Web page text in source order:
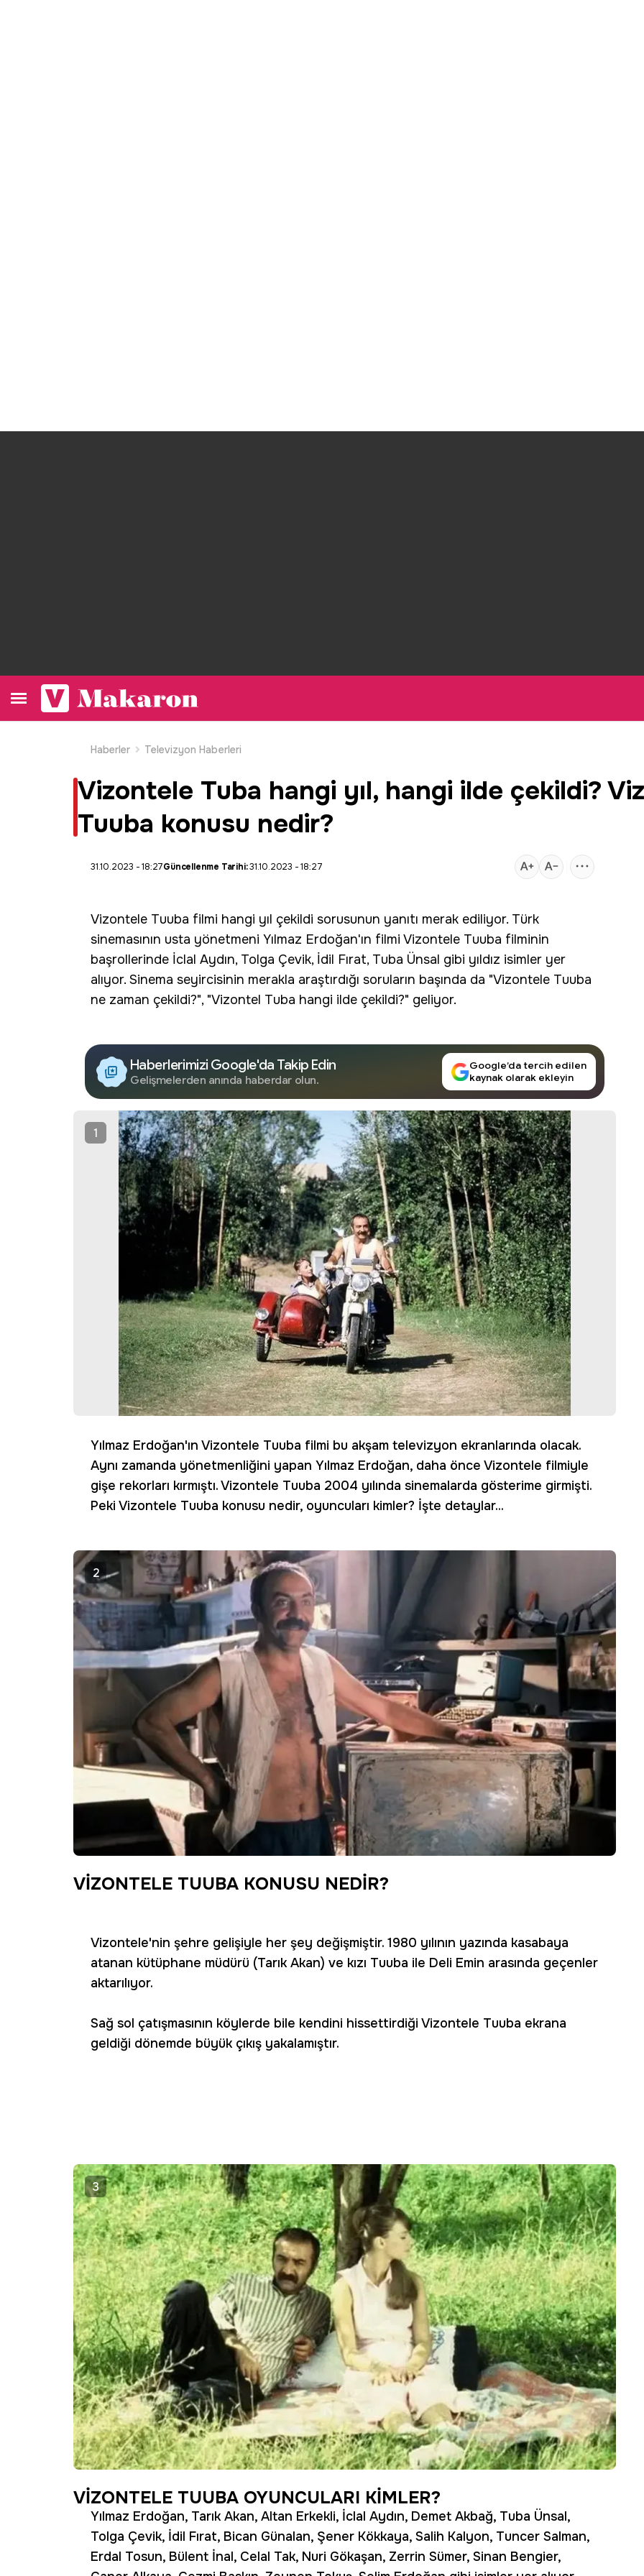
Haberler
Televizyon Haberleri
Vizontele Tuba hangi yıl, hangi ilde çekildi?
Tuuba konusu nedir?
31.10.2023 - 18:27Güncellenme Tarihi:31.10.2023 - 18:27
Vizontele Tuuba filmi hangi yıl çekildi sorusunun yanıtı merak ediliyor. Türk
sinemasının usta yönetmeni Yılmaz Erdoğan'ın filmi Vizontele Tuuba filminin
başrollerinde İclal Aydın, Tolga Çevik, İdil Fırat, Tuba Ünsal gibi yıldız isimler yer
alıyor. Sinema seyircisinin merakla araştırdığı soruların başında da "Vizontele Tuuba
ne zaman çekildi?", "Vizontel Tuba hangi ilde çekildi?" geliyor.
Haberlerimizi Google'da Takip Edin
Gelişmelerden anında haberdar olun.
Google’da tercih edilen
kaynak olarak ekleyin
1
Yılmaz Erdoğan'ın Vizontele Tuuba filmi bu akşam televizyon ekranlarında olacak.
Aynı zamanda yönetmenliğini yapan Yılmaz Erdoğan, daha önce Vizontele filmiyle
gişe rekorları kırmıştı. Vizontele Tuuba 2004 yılında sinemalarda gösterime girmişti.
Peki Vizontele Tuuba konusu nedir, oyuncuları kimler? İşte detaylar...
2
VİZONTELE TUUBA KONUSU NEDİR?
Vizontele'nin şehre gelişiyle her şey değişmiştir. 1980 yılının yazında kasabaya
atanan kütüphane müdürü (Tarık Akan) ve kızı Tuuba ile Deli Emin arasında geçenler
aktarılıyor.
Sağ sol çatışmasının köylerde bile kendini hissettirdiği Vizontele Tuuba ekrana
geldiği dönemde büyük çıkış yakalamıştır.
3
VİZONTELE TUUBA OYUNCULARI KİMLER?
Yılmaz Erdoğan, Tarık Akan, Altan Erkekli, İclal Aydın, Demet Akbağ, Tuba Ünsal,
Tolga Çevik, İdil Fırat, Bican Günalan, Şener Kökkaya, Salih Kalyon, Tuncer Salman,
Erdal Tosun, Bülent İnal, Celal Tak, Nuri Gökaşan, Zerrin Sümer, Sinan Bengier,